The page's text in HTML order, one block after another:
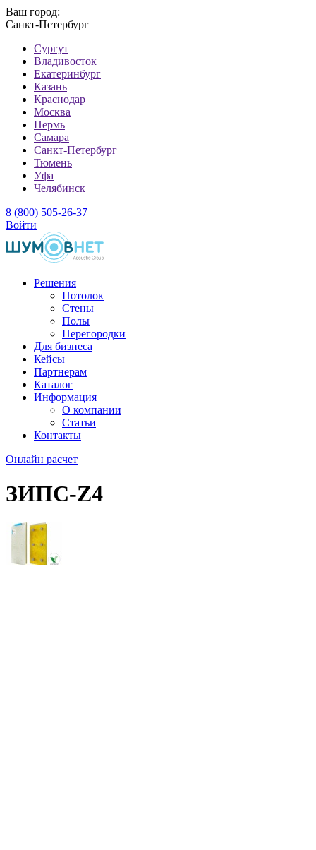
Ваш город:
Санкт-Петербург
Cургут
Владивосток
Екатеринбург
Казань
Краснодар
Москва
Пермь
Самара
Санкт-Петербург
Тюмень
Уфа
Челябинск
8 (800) 505-26-37
Войти
Решения
Потолок
Стены
Полы
Перегородки
Для бизнеса
Кейсы
Партнерам
Каталог
Информация
О компании
Статьи
Контакты
Онлайн расчет
ЗИПС-Z4